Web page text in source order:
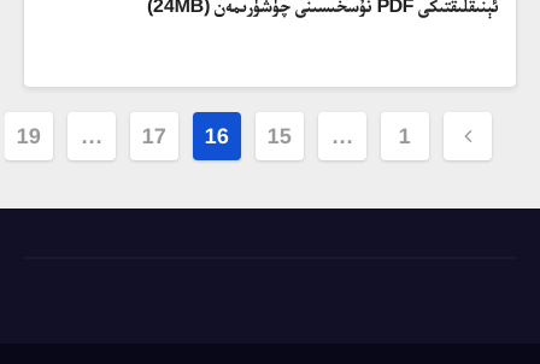
ئېنىقلىقتىكى PDF نۇسخىسىنى چۈشۈرىمەن (24MB)
Posts
pagination
1
…
15
16
17
…
19